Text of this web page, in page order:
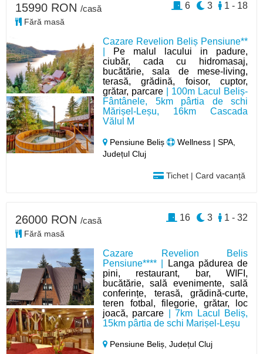
Cazare Revelion Beliș Pensiune**
Pe malul lacului in padure,
ciubăr, cada cu hidromasaj,
bucătărie, sala de mese-living,
terasă, grădină, foisor, cuptor,
grătar, parcare | 100m Lacul Beliș-
Fântânele, 5km pârtia de schi
Mărișel-Leșu, 16km Cascada
Vălul M
Pensiune Beliș
Wellness | SPA,
Județul Cluj
Tichet | Card vacanță
15990 RON /casă
Fără masă
1 - 18
3
6
Cazare Revelion Belis
Pensiune**** |
Langa pădurea de
pini, restaurant, bar, WIFI,
bucătărie, sală evenimente, sală
conferințe, terasă, grădină-curte,
teren fotbal, filegorie, grătar, loc
joacă, parcare | 7km Lacul Beliș,
15km pârtia de schi Marișel-Leșu
Pensiune Beliș,Județul Cluj
26000 RON /casă
Fără masă
1 - 32
3
16